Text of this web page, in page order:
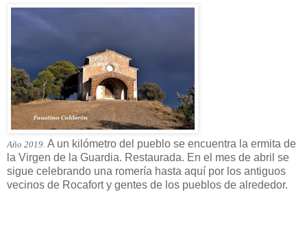
Año 2019. A un kilómetro del pueblo se encuentra la ermita de
la Virgen de la Guardia. Restaurada. En el mes de abril se
sigue celebrando una romería hasta aquí por los antiguos
vecinos de Rocafort y gentes de los pueblos de alrededor.